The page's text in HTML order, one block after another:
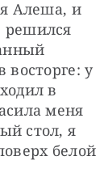
Алеша, и
решился
у
в
меня
стол, я
белой